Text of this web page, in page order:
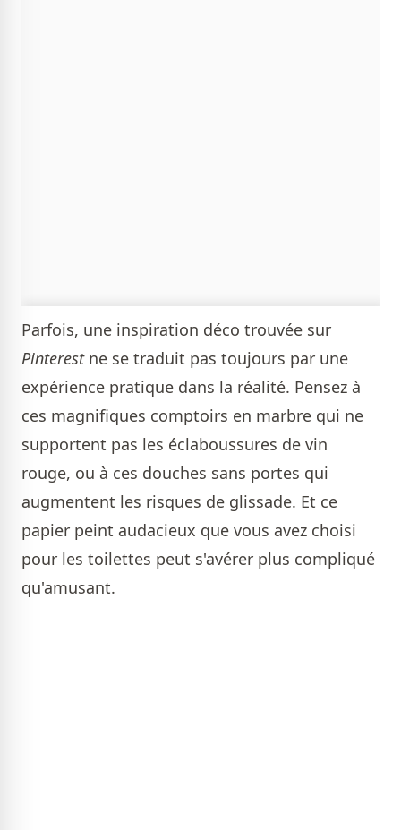
Parfois, une inspiration déco trouvée sur
Pinterestne se traduit pas toujours par une
expérience pratique dans la réalité. Pensez à
ces magnifiques comptoirs en marbre qui ne
supportent pas les éclaboussures de vin
rouge, ou à ces douches sans portes qui
augmentent les risques de glissade. Et ce
papier peint audacieux que vous avez choisi
pour les toilettes peut s'avérer plus compliqué
qu'amusant.